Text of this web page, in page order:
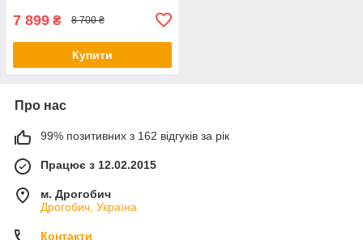
7 899 ₴ 8 700 ₴
Купити
Про нас
99% позитивних з 162 відгуків за рік
Працює з 12.02.2015
м. Дрогобич
Дрогобич, Україна
Контакти